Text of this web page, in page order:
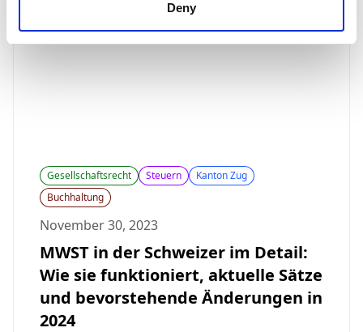
Deny
Gesellschaftsrecht Steuern
Kanton Zug
Buchhaltung
November 30, 2023
MWST in der Schweizer im Detail:
Wie sie funktioniert, aktuelle Sätze
und bevorstehende Änderungen in
2024